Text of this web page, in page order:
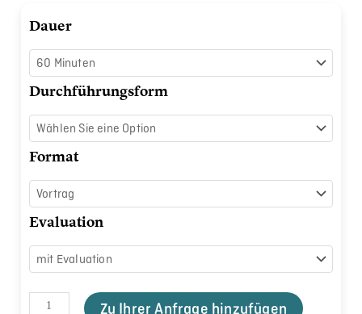
Dauer
Durchführungsform
Format
Evaluation
Achtsamkeit
Menge
Zu Ihrer Anfrage hinzufügen